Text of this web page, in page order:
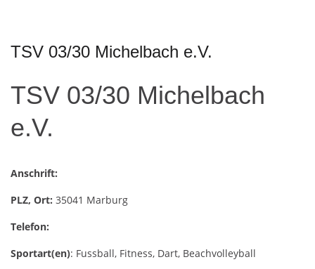
TSV 03/30 Michelbach e.V.
TSV 03/30 Michelbach
e.V.
Anschrift:
PLZ, Ort: 35041 Marburg
Telefon:
Sportart(en): Fussball, Fitness, Dart, Beachvolleyball